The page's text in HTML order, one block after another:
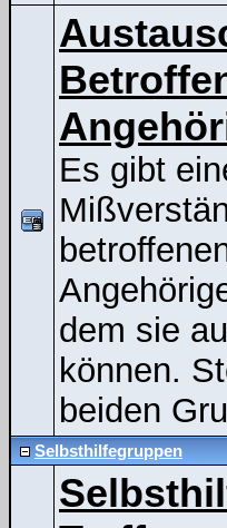
Es gibt
dem sie
können.
beiden
Selbsthilfegruppen